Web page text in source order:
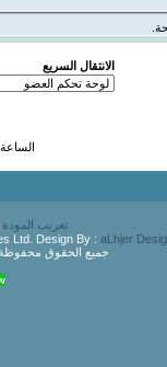
الانتقال السريع
تعريب المودة
Ltd. Design By : aLhjer
جميع الحقوق محفوظة لـ